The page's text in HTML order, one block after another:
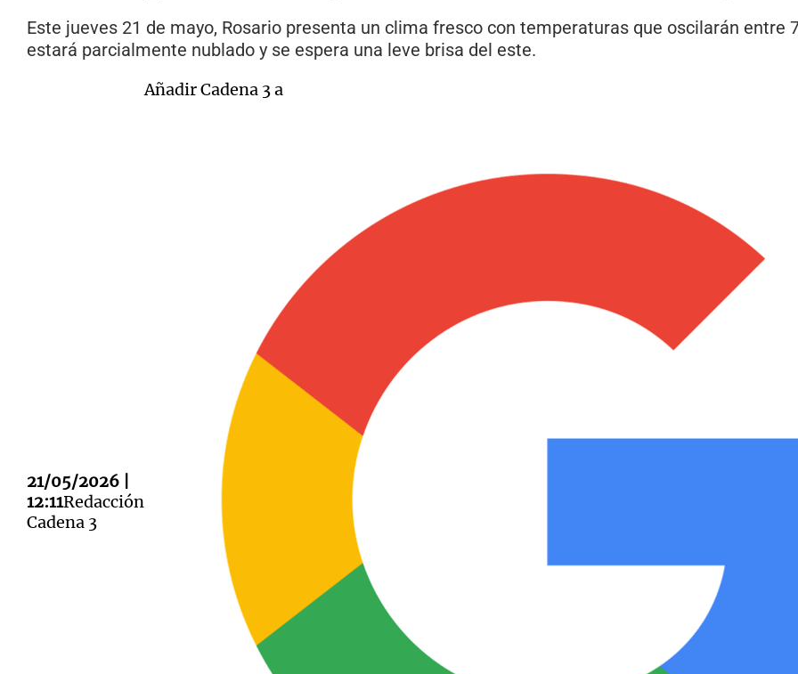
Este jueves 21 de mayo, Rosario presenta un clima fresco con temperaturas que oscilarán entre
estará parcialmente nublado y se espera una leve brisa del este.
21/05/2026 |
12:11Redacción
Cadena 3
Añadir Cadena 3 a
Notas
Editorial
Notas
Mundial 2026 Cadena 3